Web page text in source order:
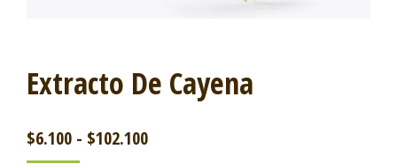
Extracto De Cayena
$6.100 - $102.100